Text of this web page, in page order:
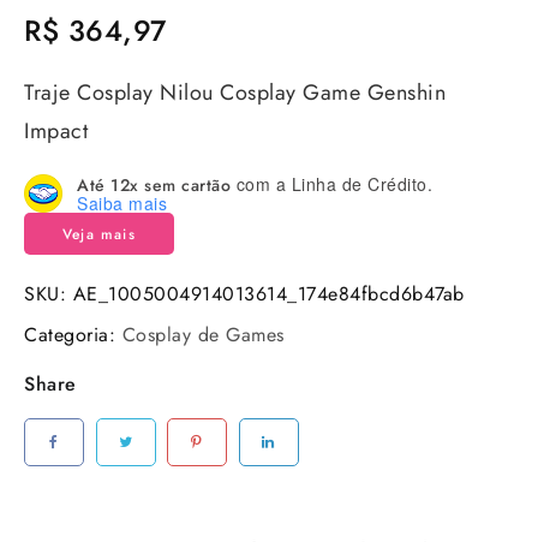
R$ 364,97
Traje Cosplay Nilou Cosplay Game Genshin
Impact
Até 12x sem cartão com a Linha de Crédito.
Saiba mais
Veja mais
SKU: AE_1005004914013614_174e84fbcd6b47ab
Categoria: Cosplay de Games
Share